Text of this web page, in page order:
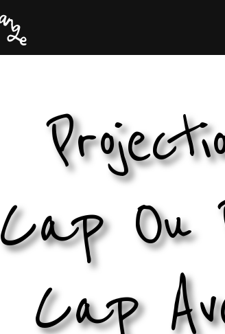
Cap Ou
Cap